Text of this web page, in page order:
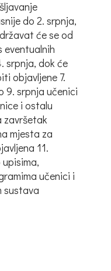
do 2. srpnja,
će se od
eventualnih
srpnja, dok će
objavljene 7.
9. srpnja učenici
i ostalu
završetak
mjesta za
11.
učenici i
sustava